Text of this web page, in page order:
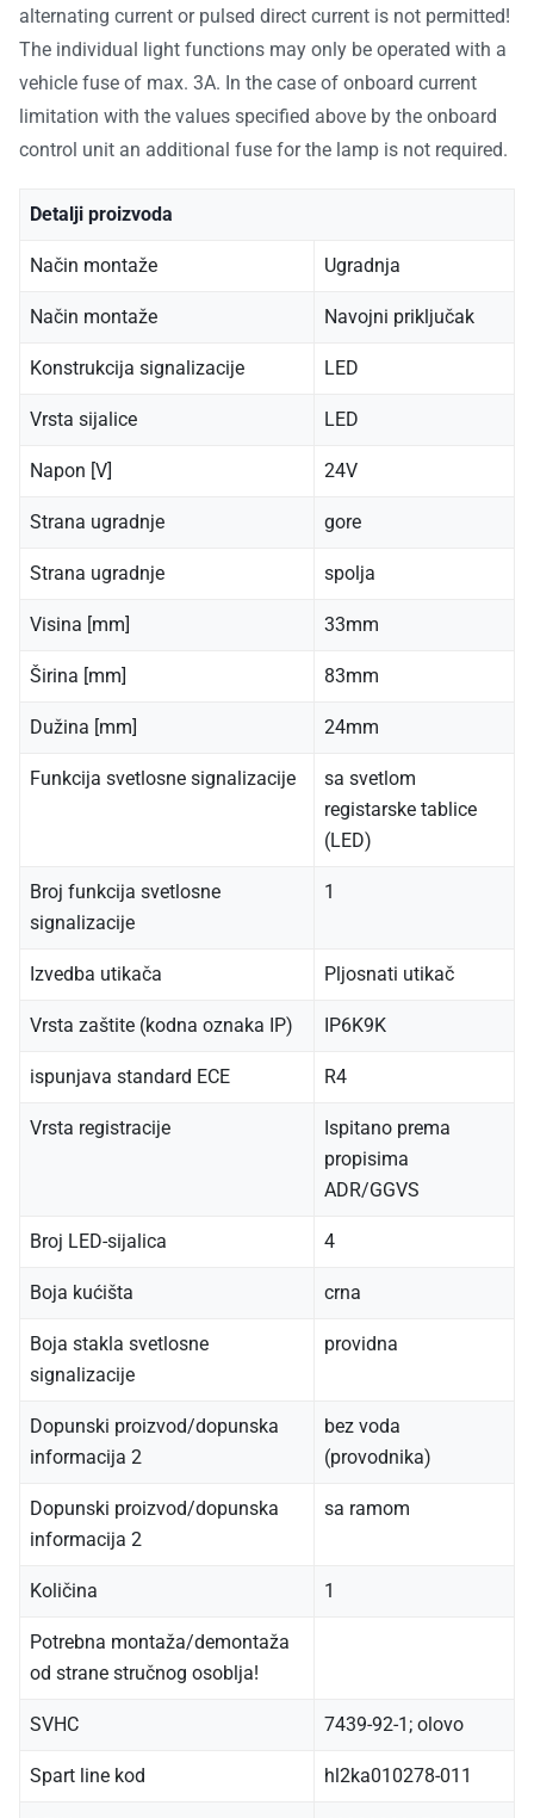
alternating current or pulsed direct current is not permitted!
The individual light functions may only be operated with a
vehicle fuse of max. 3A. In the case of onboard current
limitation with the values specified above by the onboard
control unit an additional fuse for the lamp is not required.
Detalji proizvoda
Način montaže Ugradnja
Način montaže Navojni priključak
Konstrukcija signalizacije LED
Vrsta sijalice LED
Napon [V] 24V
Strana ugradnje gore
Strana ugradnje spolja
Visina [mm] 33mm
Širina [mm] 83mm
Dužina [mm] 24mm
Funkcija svetlosne signalizacije
sa svetlom
registarske tablice
(LED)
Broj funkcija svetlosne
signalizacije
1
Izvedba utikača Pljosnati utikač
Vrsta zaštite (kodna oznaka IP) IP6K9K
ispunjava standard ECE R4
Vrsta registracije
Ispitano prema
propisima
ADR/GGVS
Broj LED-sijalica 4
Boja kućišta crna
Boja stakla svetlosne
signalizacije
providna
Dopunski proizvod/dopunska
informacija 2
bez voda
(provodnika)
Dopunski proizvod/dopunska
informacija 2
sa ramom
Količina 1
Potrebna montaža/demontaža
od strane stručnog osoblja!
SVHC 7439-92-1; olovo
Spart line kod hl2ka010278-011